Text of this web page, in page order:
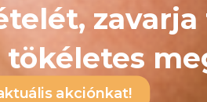
zavarja
akciónkat!